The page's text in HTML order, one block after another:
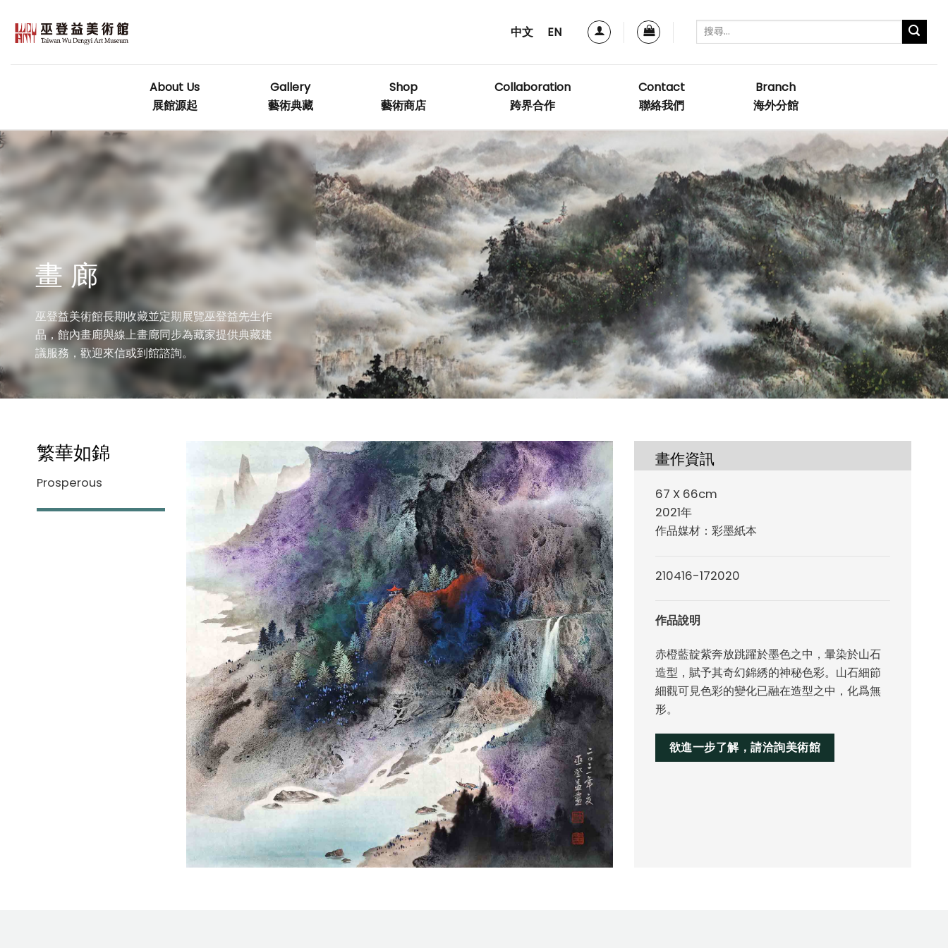
content
中文 EN
About Us
展館源起
Gallery
藝術典藏
Shop
藝術商店
Collaboration
跨界合作
Contact
聯絡我們
Branch
海外分館
畫 廊
巫登益美術館長期收藏並定期展覽巫登益先生作
品，館內畫廊與線上畫廊同步為藏家提供典藏建
議服務，歡迎來信或到館諮詢。
繁華如錦
Prosperous
畫作資訊
67 X 66cm
2021年
作品媒材：彩墨紙本
210416-172020
作品說明
赤橙藍靛紫奔放跳躍於墨色之中，暈染於山石
造型，賦予其奇幻錦綉的神秘色彩。山石細節
細觀可見色彩的變化已融在造型之中，化爲無
形。
欲進一步了解，請洽詢美術館